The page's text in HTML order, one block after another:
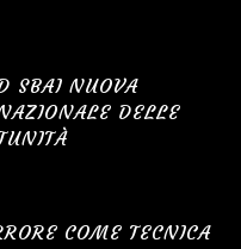
SBAI NUOVA
DELLE
COME TECNICA